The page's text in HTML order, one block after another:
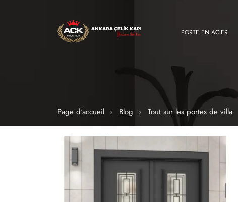
PORTE EN ACIER
Page d'accueil Blog Tout sur les portes de villa